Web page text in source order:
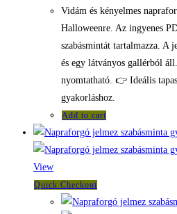
Vidám és kényelmes
Halloweenre. Az ingyenes
szabásmintát tartalmazza. A
és egy látványos gallérból
nyomtatható. 👉 Ideális
gyakorláshoz.
Add to cart
View
Quick Checkout